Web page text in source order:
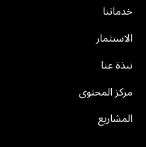
خدماتنا
الاستثمار
نبذة عنا
مركز المحتوى
المشاريع